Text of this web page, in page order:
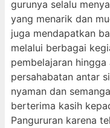
gurunya selalu
yang menarik dan
juga mendapatkan
melalui berbagai
pembelajaran hingga
persahabatan antar
nyaman dan
berterima kasih
Pangururan karena